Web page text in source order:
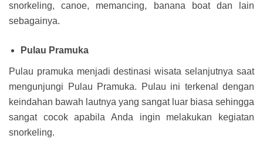
snorkeling, canoe, memancing, banana boat dan lain
sebagainya.
Pulau Pramuka
Pulau pramuka menjadi destinasi wisata selanjutnya saat
mengunjungi Pulau Pramuka. Pulau ini terkenal dengan
keindahan bawah lautnya yang sangat luar biasa sehingga
sangat cocok apabila Anda ingin melakukan kegiatan
snorkeling.